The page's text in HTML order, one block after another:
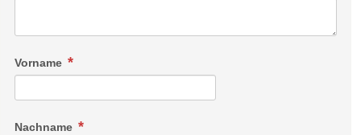
Vorname
Nachname